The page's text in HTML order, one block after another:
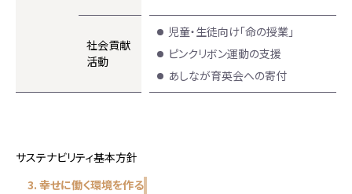
社会貢献
活動
児童・生徒向け「命の授業」
ピンクリボン運動の支援
あしなが育英会への寄付
サステナビリティ基本方針
3. 幸せに働く環境を作る